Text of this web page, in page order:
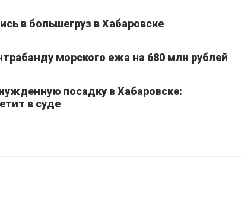
в большегруз в Хабаровске
морского ежа на 680 млн рублей
посадку в Хабаровске:
в суде